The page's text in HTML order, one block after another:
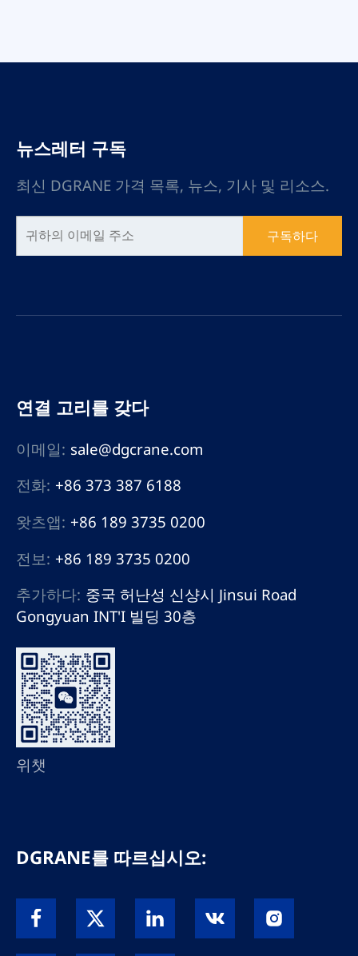
상시킬 수 있습니다.
뉴스레터 구독
최신 DGRANE 가격 목록, 뉴스, 기사 및 리소스.
구독하다
연결 고리를 갖다
이메일: sale@dgcrane.com
전화: +86 373 387 6188
왓츠앱: +86 189 3735 0200
전보: +86 189 3735 0200
추가하다: 중국 허난성 신샹시 Jinsui Road
Gongyuan INT'I 빌딩 30층
위챗
DGRANE를 따르십시오: